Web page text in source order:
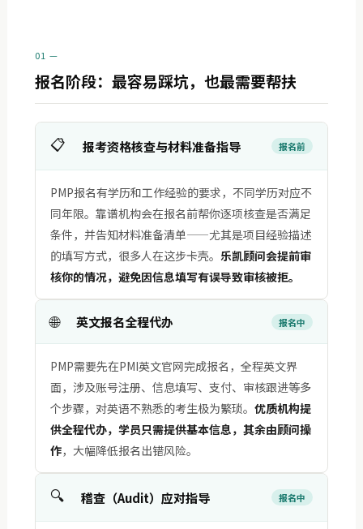
01 —
报名阶段：最容易踩坑，也最需要帮扶
📋 报考资格核查与材料准备指导 报名前
PMP报名有学历和工作经验的要求，不同学历对应不
同年限。靠谱机构会在报名前帮你逐项核查是否满足
条件，并告知材料准备清单——尤其是项目经验描述
的填写方式，很多人在这步卡壳。 乐凯顾问会提前审
核你的情况，避免因信息填写有误导致审核被拒。
🌐 英文报名全程代办 报名中
PMP需要先在PMI英文官网完成报名，全程英文界
面，涉及账号注册、信息填写、支付、审核跟进等多
个步骤，对英语不熟悉的考生极为繁琐。 优质机构提
供全程代办，学员只需提供基本信息，其余由顾问操
作，大幅降低报名出错风险。
🔍 稽查（Audit）应对指导 报名中